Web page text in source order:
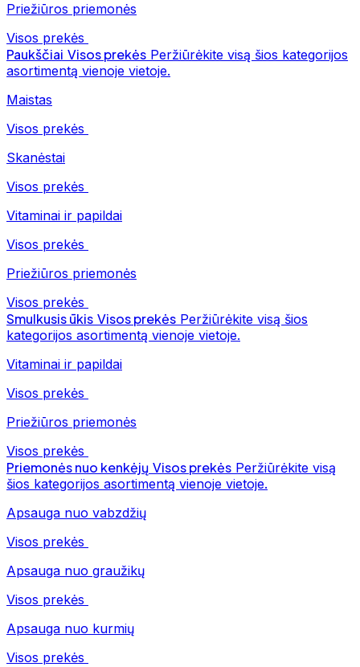
Priežiūros priemonės
Visos prekės
Paukščiai Visos prekės Peržiūrėkite visą šios kategorijos
asortimentą vienoje vietoje.
Maistas
Visos prekės
Skanėstai
Visos prekės
Vitaminai ir papildai
Visos prekės
Priežiūros priemonės
Visos prekės
Smulkusis ūkis Visos prekės Peržiūrėkite visą šios
kategorijos asortimentą vienoje vietoje.
Vitaminai ir papildai
Visos prekės
Priežiūros priemonės
Visos prekės
Priemonės nuo kenkėjų Visos prekės Peržiūrėkite visą
šios kategorijos asortimentą vienoje vietoje.
Apsauga nuo vabzdžių
Visos prekės
Apsauga nuo graužikų
Visos prekės
Apsauga nuo kurmių
Visos prekės